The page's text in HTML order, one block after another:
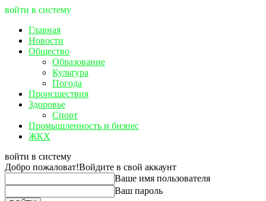
войти в систему
Главная
Новости
Общество
Образование
Культура
Погода
Происшествия
Здоровье
Спорт
Промышленность и бизнес
ЖКХ
войти в систему
Добро пожаловат!Войдите в свой аккаунт
Ваше имя пользователя
Ваш пароль